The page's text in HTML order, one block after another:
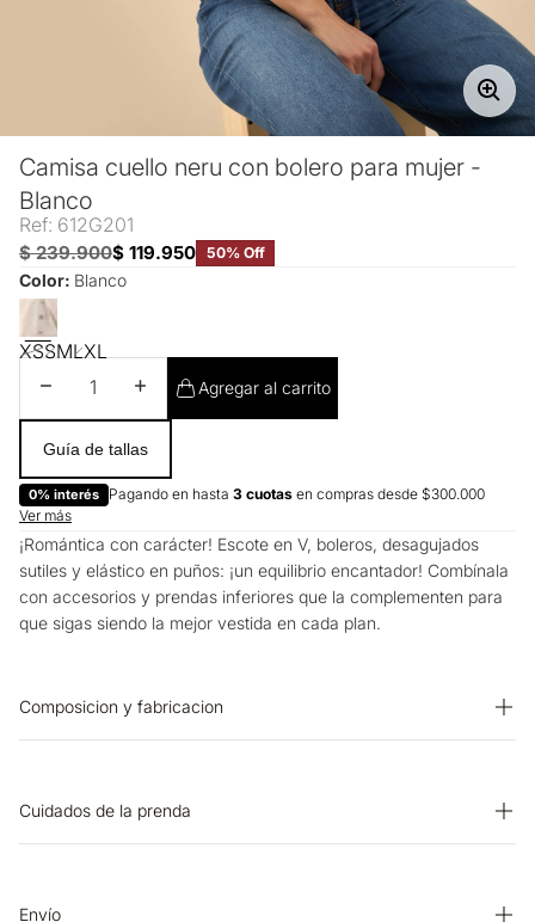
Camisa cuello neru con bolero para mujer -
Blanco
Ref: 612G201
$ 239.900$ 119.950 50% Off
Color: Blanco
XSSMLXL
Disminuir cantidadAumentar cantidad
Agregar al carrito
Guía de tallas
0% interés Pagando en hasta 3 cuotas en compras desde $300.000
Ver más
¡Romántica con carácter! Escote en V, boleros, desagujados
sutiles y elástico en puños: ¡un equilibrio encantador! Combínala
con accesorios y prendas inferiores que la complementen para
que sigas siendo la mejor vestida en cada plan.
Composicion y fabricacion
Cuidados de la prenda
Lavar separadamente. LAVADO: Temperatura máxima de lavado
Envío